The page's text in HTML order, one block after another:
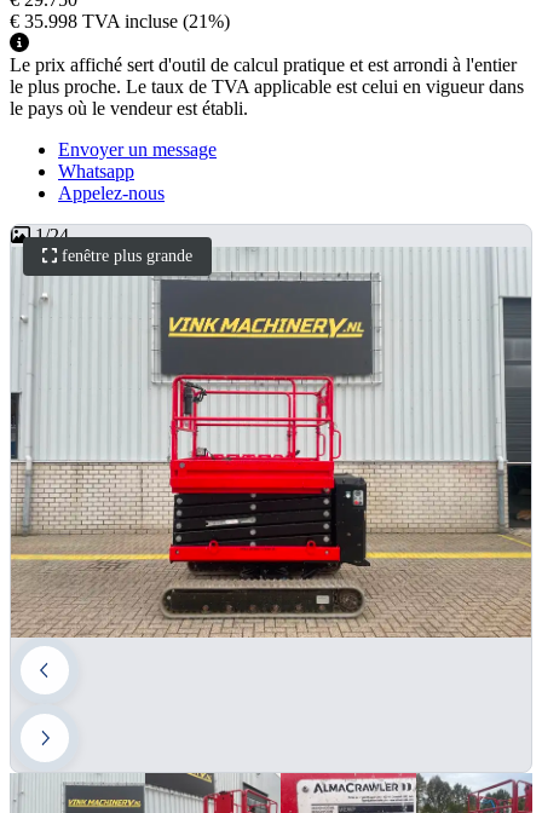
€ 35.998 TVA incluse (21%)
Le prix affiché sert d'outil de calcul pratique et est arrondi à l'entier
le plus proche. Le taux de TVA applicable est celui en vigueur dans
le pays où le vendeur est établi.
Envoyer un message
Whatsapp
Appelez-nous
fenêtre plus grande
1/24